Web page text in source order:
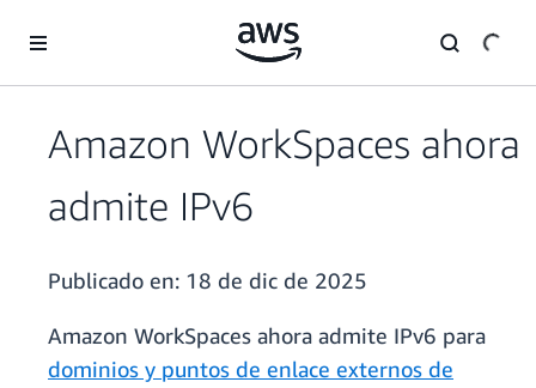
Amazon WorkSpaces ahora
admite IPv6
Publicado en: 18 de dic de 2025
Amazon WorkSpaces ahora admite IPv6 para
dominios y puntos de enlace externos de